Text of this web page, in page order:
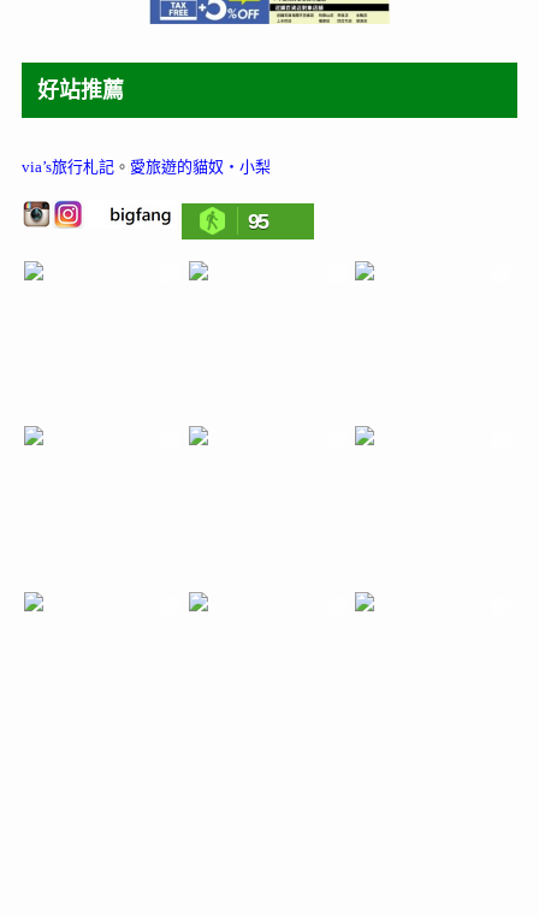
好站推薦
via’s旅行札記。 愛旅遊的貓奴‧小梨
95